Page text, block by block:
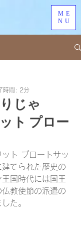
ME
NU
じゃ
ト プロー
時間: 2分
ト プロートサッ
建てられた歴史の
国時代には国王
教使節の派遣の
た。